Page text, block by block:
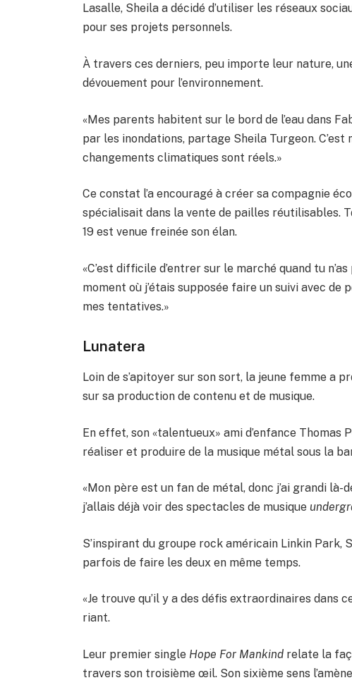
Lasalle, Sheila a décidé d’utiliser les réseaux
pour ses projets personnels.
À travers ces derniers, peu importe leur nature,
dévouement pour l’environnement.
«Mes parents habitent sur le bord de l’eau dans
par les inondations, partage Sheila Turgeon.
changements climatiques sont réels.»
Ce constat l’a encouragé à créer sa compagnie
spécialisait dans la vente de pailles réutilisables.
19 est venue freinée son élan.
«C’est difficile d’entrer sur le marché quand tu
moment où j’étais supposée faire un suivi avec
mes tentatives.»
Lunatera
Loin de s’apitoyer sur son sort, la jeune femme a
sur sa production de contenu et de musique.
En effet, son «talentueux» ami d’enfance
réaliser et produire de la musique métal sous la
«Mon père est un fan de métal, donc j’ai grandi
j’allais déjà voir des spectacles de musique
S’inspirant du groupe rock américain Linkin Park,
parfois de faire les deux en même temps.
«Je trouve qu’il y a des défis extraordinaires dans
riant.
Leur premier single Hope For Mankind relate la
travers son troisième œil. Son sixième sens